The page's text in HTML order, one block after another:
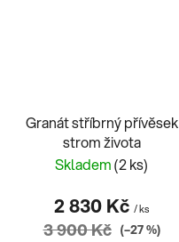
Granát stříbrný přívěsek
strom života
Skladem(2 ks)
2 830 Kč / ks
3 900 Kč (–27 %)